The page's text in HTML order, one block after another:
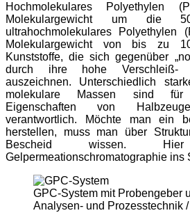
Hochmolekulares Polyethylen
Molekulargewicht um die
ultrahochmolekulares Polyethylen
Molekulargewicht von bis zu
Kunststoffe, die sich gegenüber
durch ihre hohe Verschleiß-
auszeichnen. Unterschiedlich
molekulare Massen sind für
Eigenschaften von
verantwortlich. Möchte man ein
herstellen, muss man über
Bescheid wissen.
Gelpermeationschromatographie ins
GPC-System mit Probengeber
Analysen- und Prozesstechnik